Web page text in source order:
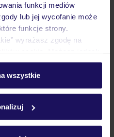
funkcji mediów
lub jej wycofanie może
funkcje strony.
wyrażasz zgodę na
w zakładkę
cookie znajdziesz
wszystkie
zgłaszającą?
TUI?
więcej
pobliżu